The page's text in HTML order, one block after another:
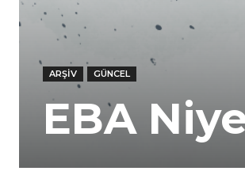
ARŞIV GÜNCEL
EBA